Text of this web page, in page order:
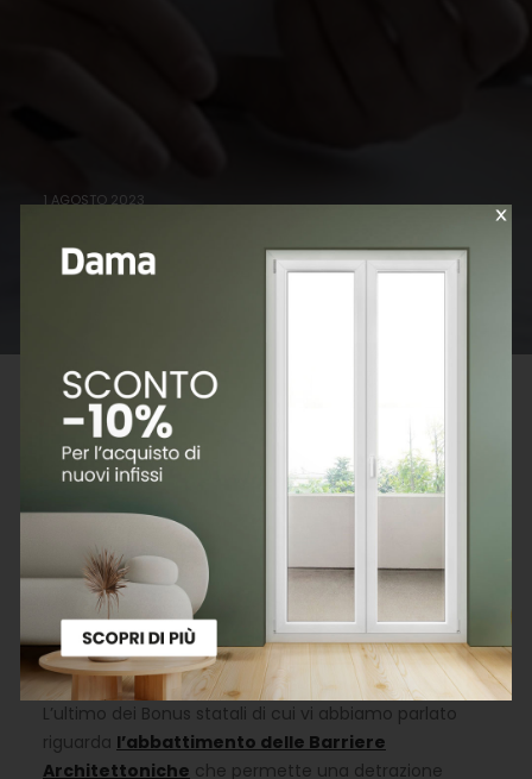
1 AGOSTO 2023
Cosa è lo sconto in fattura
Le disposizioni riguardanti gli incentivi statali si riferiscono
alla data di pubblicazione dell’articolo.
Negli ultimi anni sono tante le misure statali che
incentivano la riqualificazione edilizia e che stanno
permettendo a tante famiglie di sostituire gli infissi
con serramenti di nuova generazione a costi
contenuti.
L’ultimo dei Bonus statali di cui vi abbiamo parlato
riguarda l’abbattimento delle Barriere
Architettoniche che permette una detrazione